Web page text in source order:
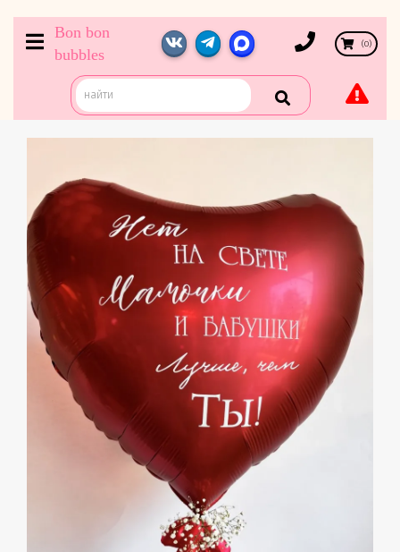
Bon bon
bubbles
(0)